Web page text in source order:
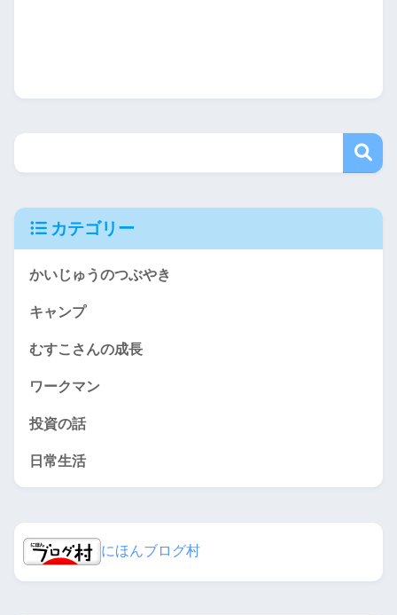
カテゴリー
かいじゅうのつぶやき
キャンプ
むすこさんの成長
ワークマン
投資の話
日常生活
にほんブログ村